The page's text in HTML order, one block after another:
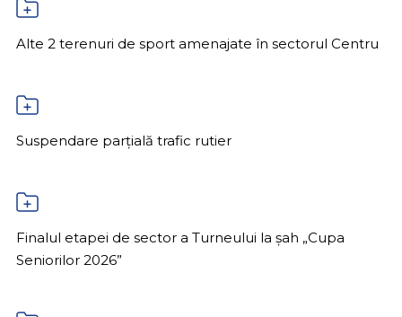
Alte 2 terenuri de sport amenajate în sectorul Centru
Suspendare parțială trafic rutier
Finalul etapei de sector a Turneului la șah „Cupa
Seniorilor 2026”